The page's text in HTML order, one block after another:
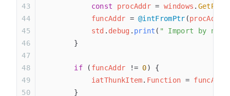
            const
procAddr = windows .
            funcAddr
= @intFromPtr (procAddr
            std
. debug . print ( " Import by
        }
        if
( funcAddr != 0) {
            iatThunkItem
. Function = funcAddr
        }